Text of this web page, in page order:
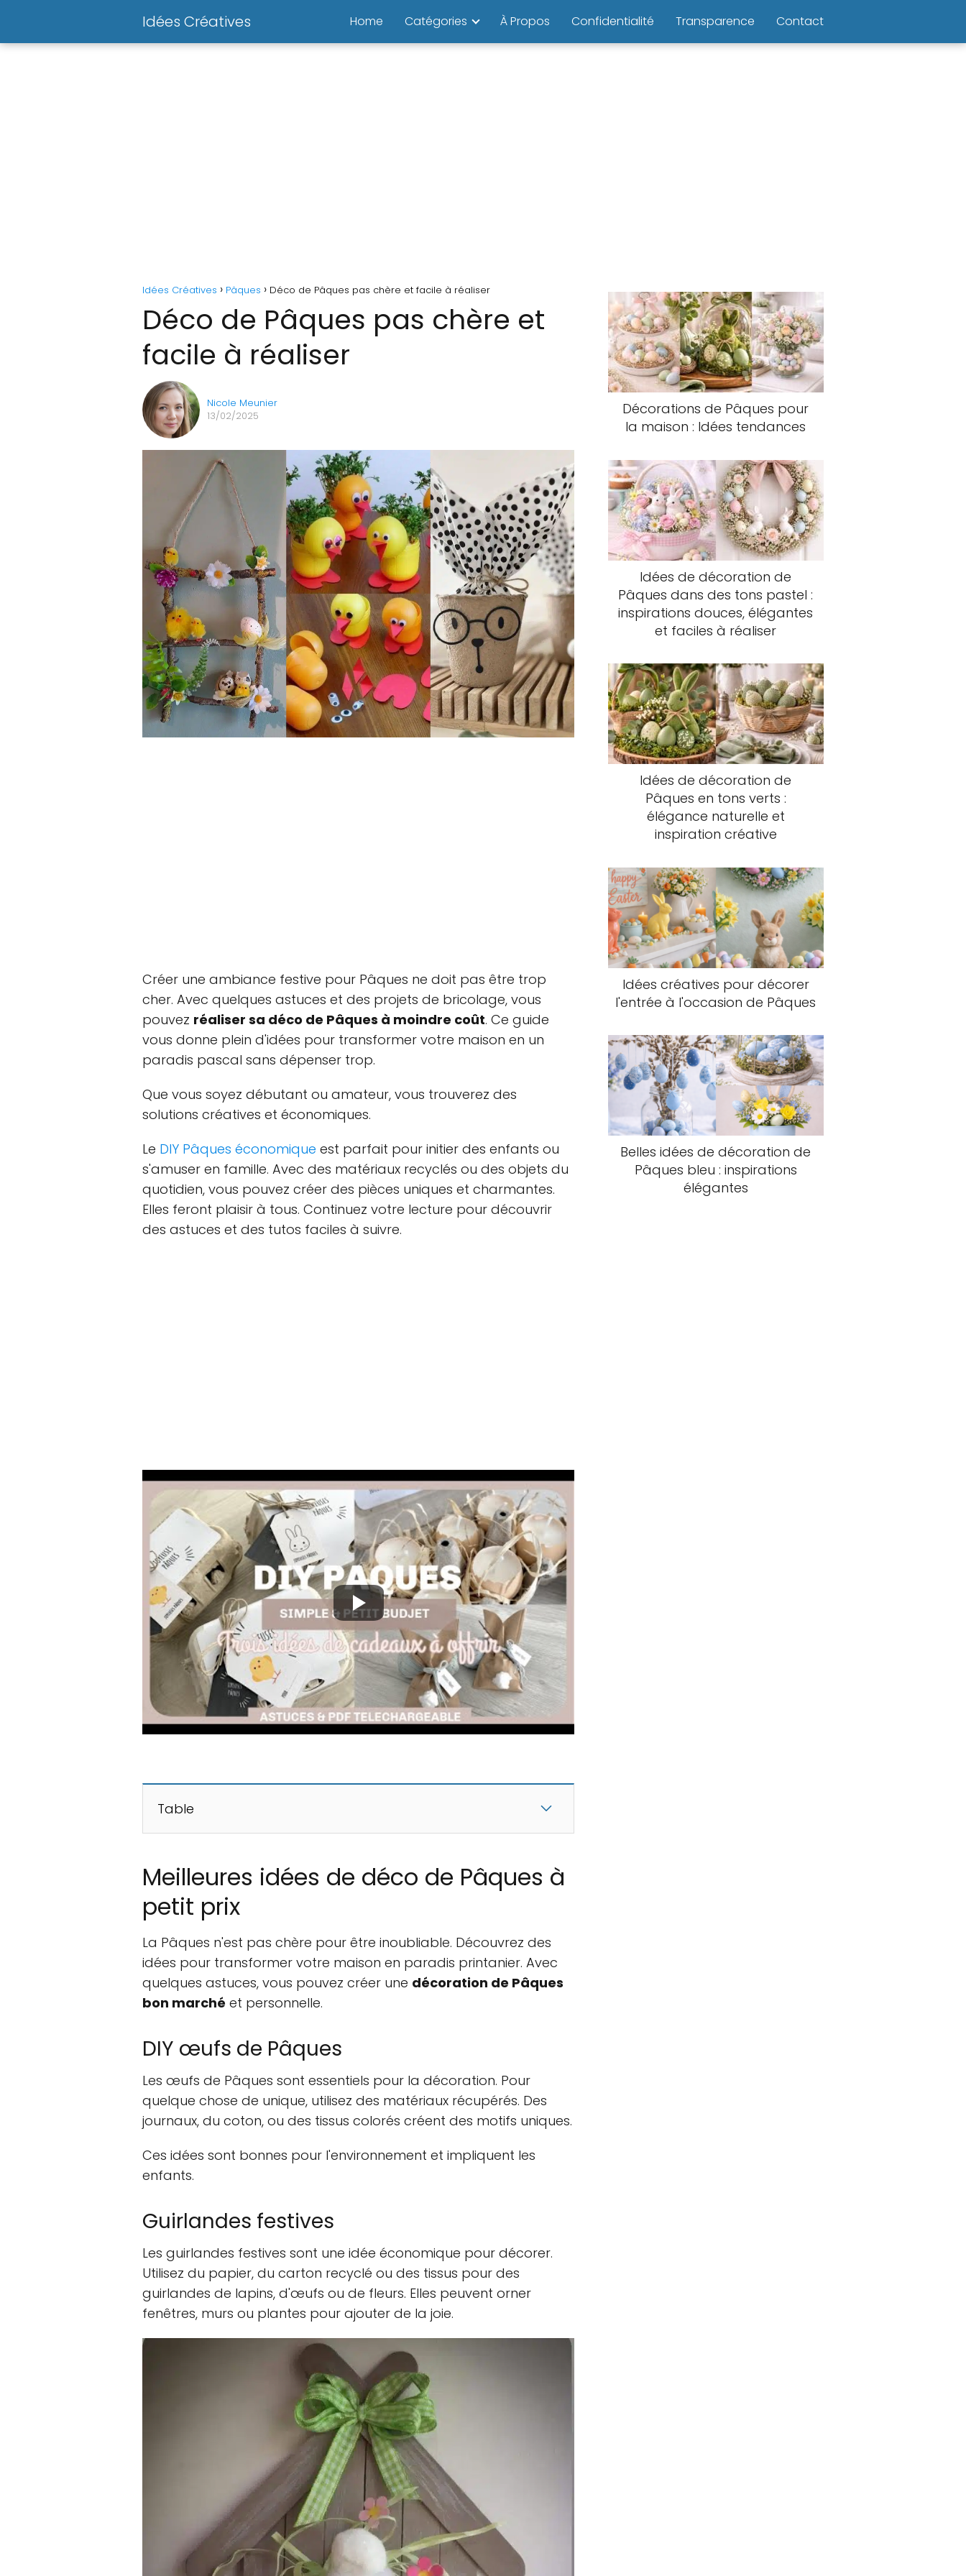
Idées Créatives Home Catégories À Propos Confidentialité Transparence Contact
Idées Créatives Pâques Déco de Pâques pas chère et facile à réaliser
Déco de Pâques pas chère et
facile à réaliser
Nicole Meunier
13/02/2025
Créer une ambiance festive pour Pâques ne doit pas être trop
cher. Avec quelques astuces et des projets de bricolage, vous
pouvez réaliser sa déco de Pâques à moindre coût. Ce guide
vous donne plein d'idées pour transformer votre maison en un
paradis pascal sans dépenser trop.
Que vous soyez débutant ou amateur, vous trouverez des
solutions créatives et économiques.
Le DIY Pâques économique est parfait pour initier des enfants ou
s'amuser en famille. Avec des matériaux recyclés ou des objets du
quotidien, vous pouvez créer des pièces uniques et charmantes.
Elles feront plaisir à tous. Continuez votre lecture pour découvrir
des astuces et des tutos faciles à suivre.
Table
Meilleures idées de déco de Pâques à
petit prix
La Pâques n'est pas chère pour être inoubliable. Découvrez des
idées pour transformer votre maison en paradis printanier. Avec
quelques astuces, vous pouvez créer une décoration de Pâques
bon marché et personnelle.
DIY œufs de Pâques
Les œufs de Pâques sont essentiels pour la décoration. Pour
quelque chose de unique, utilisez des matériaux récupérés. Des
journaux, du coton, ou des tissus colorés créent des motifs uniques.
Ces idées sont bonnes pour l'environnement et impliquent les
enfants.
Guirlandes festives
Les guirlandes festives sont une idée économique pour décorer.
Utilisez du papier, du carton recyclé ou des tissus pour des
guirlandes de lapins, d'œufs ou de fleurs. Elles peuvent orner
fenêtres, murs ou plantes pour ajouter de la joie.
Décorations de Pâques pour
la maison : Idées tendances
Idées de décoration de
Pâques dans des tons pastel :
inspirations douces, élégantes
et faciles à réaliser
Idées de décoration de
Pâques en tons verts :
élégance naturelle et
inspiration créative
Idées créatives pour décorer
l'entrée à l'occasion de Pâques
Belles idées de décoration de
Pâques bleu : inspirations
élégantes